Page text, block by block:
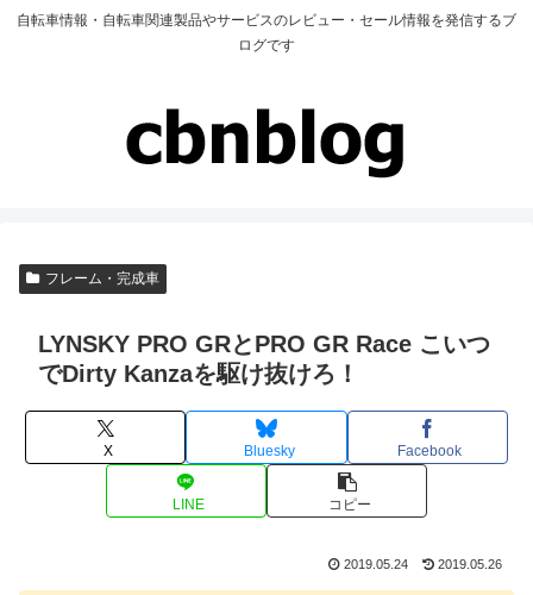
自転車情報・自転車関連製品やサービスのレビュー・セール情報を発信するブ
ログです
フレーム・完成車
LYNSKY PRO GRとPRO GR Race こいつ
でDirty Kanzaを駆け抜けろ！
X Bluesky Facebook
LINE コピー
2019.05.24 2019.05.26